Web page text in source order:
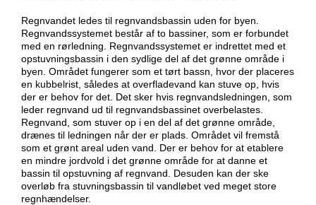
Regnvandet ledes til regnvandsbassin uden for byen.
Regnvandssystemet består af to bassiner, som er forbundet
med en rørledning. Regnvandssystemet er indrettet med et
opstuvningsbassin i den sydlige del af det grønne område i
byen. Området fungerer som et tørt bassn, hvor der placeres
en kubbelrist, således at overfladevand kan stuve op, hvis
der er behov for det. Det sker hvis regnvandsledningen, som
leder regnvand ud til regnvandsbassinet overbelastes.
Regnvand, som stuver op i en del af det grønne område,
drænes til ledningen når der er plads. Området vil fremstå
som et grønt areal uden vand. Der er behov for at etablere
en mindre jordvold i det grønne område for at danne et
bassin til opstuvning af regnvand. Desuden kan der ske
overløb fra stuvningsbassin til vandløbet ved meget store
regnhændelser.